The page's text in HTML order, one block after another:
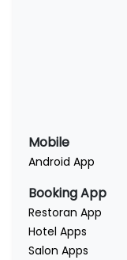
Mobile
Android App
Booking App
Restoran App
Hotel Apps
Salon Apps